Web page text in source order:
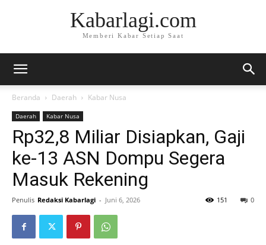
Kabarlagi.com
Memberi Kabar Setiap Saat
Beranda Daerah Kabar Nusa
Daerah Kabar Nusa
Rp32,8 Miliar Disiapkan, Gaji
ke-13 ASN Dompu Segera
Masuk Rekening
Penulis Redaksi Kabarlagi - Juni 6, 2026 0
151